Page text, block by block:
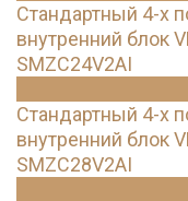
Стандартный 4-х
внутренний блок
SMZC24V2AI
Стандартный 4-х
внутренний блок
SMZC28V2AI